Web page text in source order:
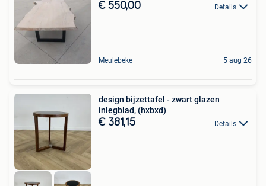
€ 550,00 Details
Meulebeke 5 aug 26
design bijzettafel - zwart glazen
inlegblad, (hxbxd)
€ 381,15 Details